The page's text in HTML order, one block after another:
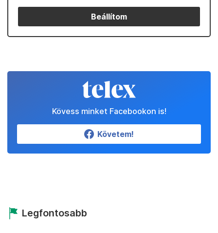
Beállítom
Kövess minket Facebookon is!
Követem!
Legfontosabb